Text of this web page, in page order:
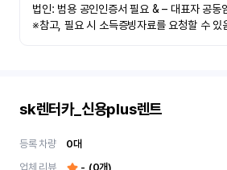
법인: 범용 공인인증서 필요 & – 대표자 공동
※참고, 필요 시 소득증빙자료를 요청할 수 있
sk렌터카_신용plus렌트
등록 차량 0대
업체 리뷰
- (0개)